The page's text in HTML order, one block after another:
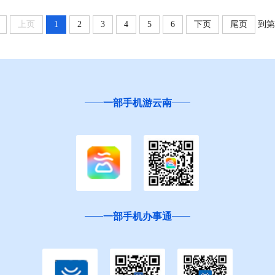
上页 1 2 3 4 5 6 下页 尾页 到第
一部手机游云南
一部手机办事通